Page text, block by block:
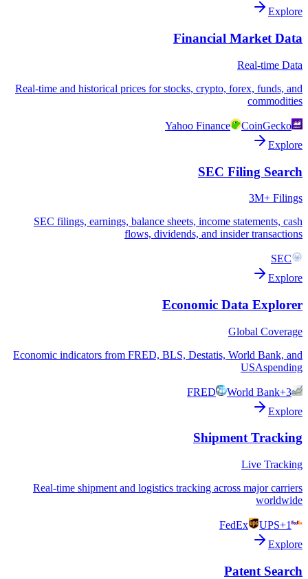
Explore
Financial Market Data
Real-time Data
Real-time and historical prices for stocks, crypto, forex, funds, and
commodities
Yahoo Finance
CoinGecko
Explore
SEC Filing Search
3M+ Filings
SEC filings, earnings, balance sheets, income statements, cash
flows, dividends, and insider transactions
SEC
Explore
Economic Data Explorer
Global Coverage
Economic indicators from FRED, BLS, Destatis, World Bank, and
USAspending
FRED World Bank+3
Explore
Shipment Tracking
Live Tracking
Real-time shipment and logistics tracking across major carriers
worldwide
FedEx UPS+1
Explore
Patent Search